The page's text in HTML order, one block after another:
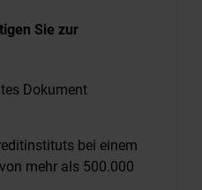
Sie zur
Dokument
bei einem
mehr als 500.000